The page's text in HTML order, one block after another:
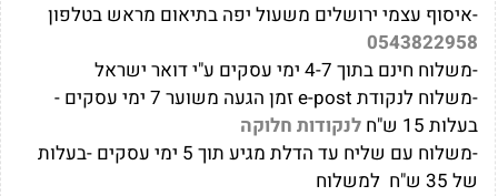
-איסוף עצמי ירושלים משעול יפה בתיאום מראש בטלפון
0543822958
-משלוח חינם בתוך 4-7 ימי עסקים ע"י דואר ישראל
-משלוח לנקודת e-post זמן הגעה משוער 7 ימי עסקים -
בעלות 15 ש"ח
לנקודות חלוקה
-משלוח עם שליח עד הדלת מגיע תוך 5 ימי עסקים -בעלות
של 35 ש"ח למשלוח